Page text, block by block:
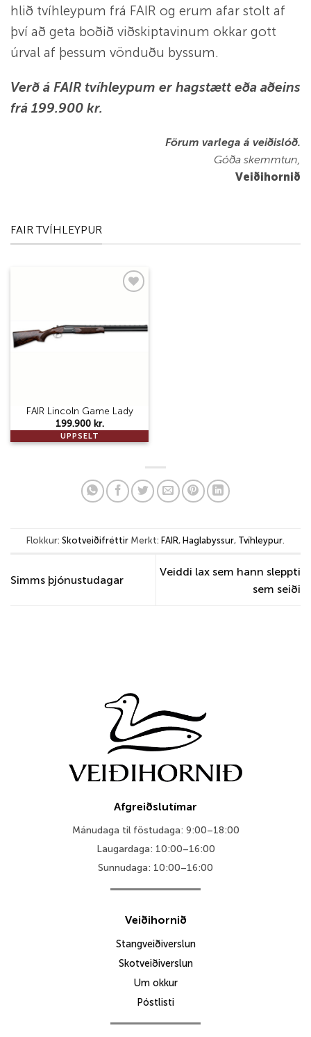
hlið tvíhleypum frá FAIR og erum afar stolt af
því að geta boðið viðskiptavinum okkar gott
úrval af þessum vönduðu byssum.
Verð á FAIR tvíhleypum er hagstætt eða aðeins
frá 199.900 kr.
Förum varlega á veiðislóð.
Góða skemmtun,
Veiðihornið
FAIR TVÍHLEYPUR
UPPSELT
FAIR Lincoln Game Lady
199.900 kr.
Flokkur: Skotveiðifréttir Merkt: FAIR, Haglabyssur, Tvíhleypur.
Simms þjónustudagar
Veiddi lax sem hann sleppti
sem seiði
Afgreiðslutímar
Mánudaga til föstudaga: 9:00–18:00
Laugardaga: 10:00–16:00
Sunnudaga: 10:00–16:00
Veiðihornið
Stangveiðiverslun
Skotveiðiverslun
Um okkur
Póstlisti